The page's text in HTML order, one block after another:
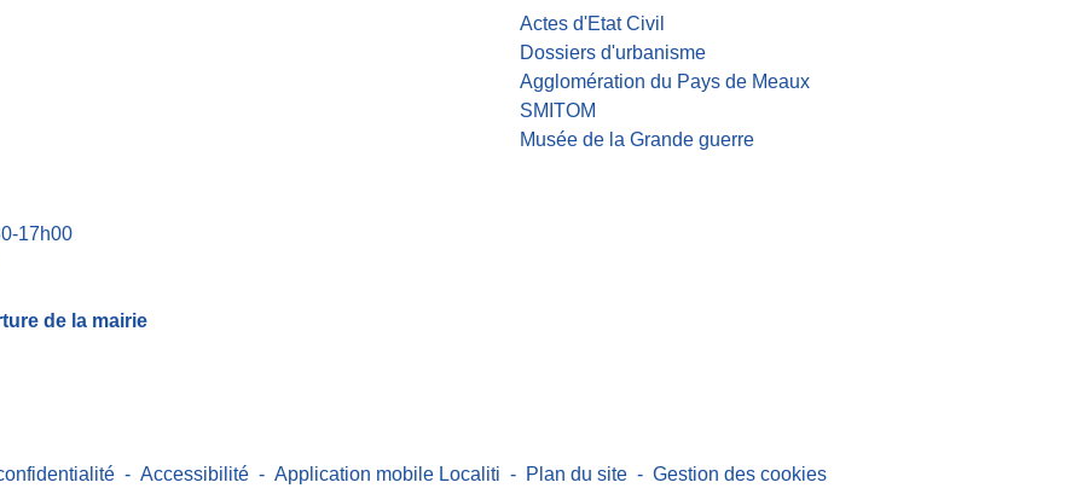
17h00
de la mairie
Actes d'Etat Civil
Dossiers d'urbanisme
Agglomération du Pays de Meaux
SMITOM
Musée de la Grande guerre
- Accessibilité - Application mobile Localiti - Plan du site - Gestion des cookies